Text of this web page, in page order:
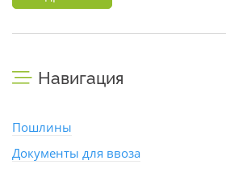
Навигация
Пошлины
Документы для ввоза